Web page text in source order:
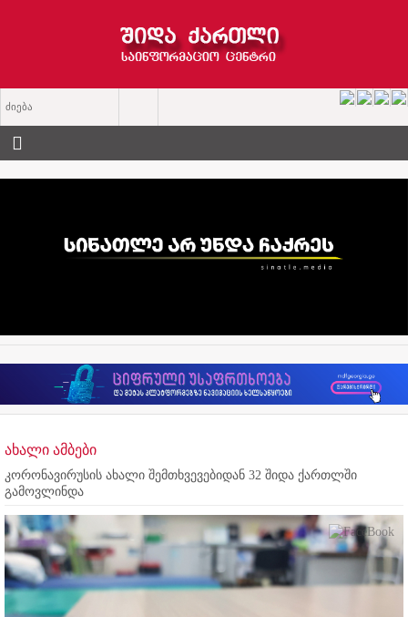
ახალი ამბები
კორონავირუსის ახალი შემთხვევებიდან 32 შიდა ქართლში
გამოვლინდა